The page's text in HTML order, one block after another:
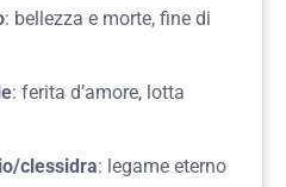
: bellezza e morte, fine di
: ferita d’amore, lotta
clessidra: legame eterno